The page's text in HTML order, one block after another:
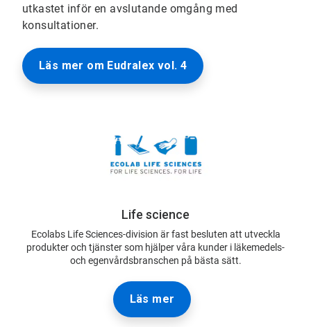
utkastet inför en avslutande omgång med
konsultationer.
Läs mer om Eudralex vol. 4
Life science
Ecolabs Life Sciences-division är fast besluten att utveckla
produkter och tjänster som hjälper våra kunder i läkemedels-
och egenvårdsbranschen på bästa sätt.
Läs mer